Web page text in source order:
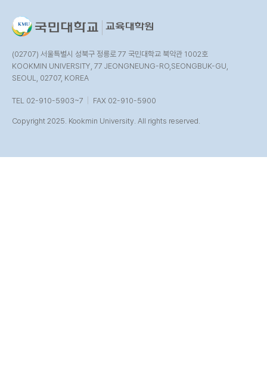
(02707) 서울특별시 성북구 정릉로 77 국민대학교 북악관 1002호
KOOKMIN UNIVERSITY, 77 JEONGNEUNG-RO,SEONGBUK-GU,
SEOUL, 02707, KOREA
TEL 02-910-5903~7 FAX 02-910-5900
Copyright 2025. Kookmin University. All rights reserved.